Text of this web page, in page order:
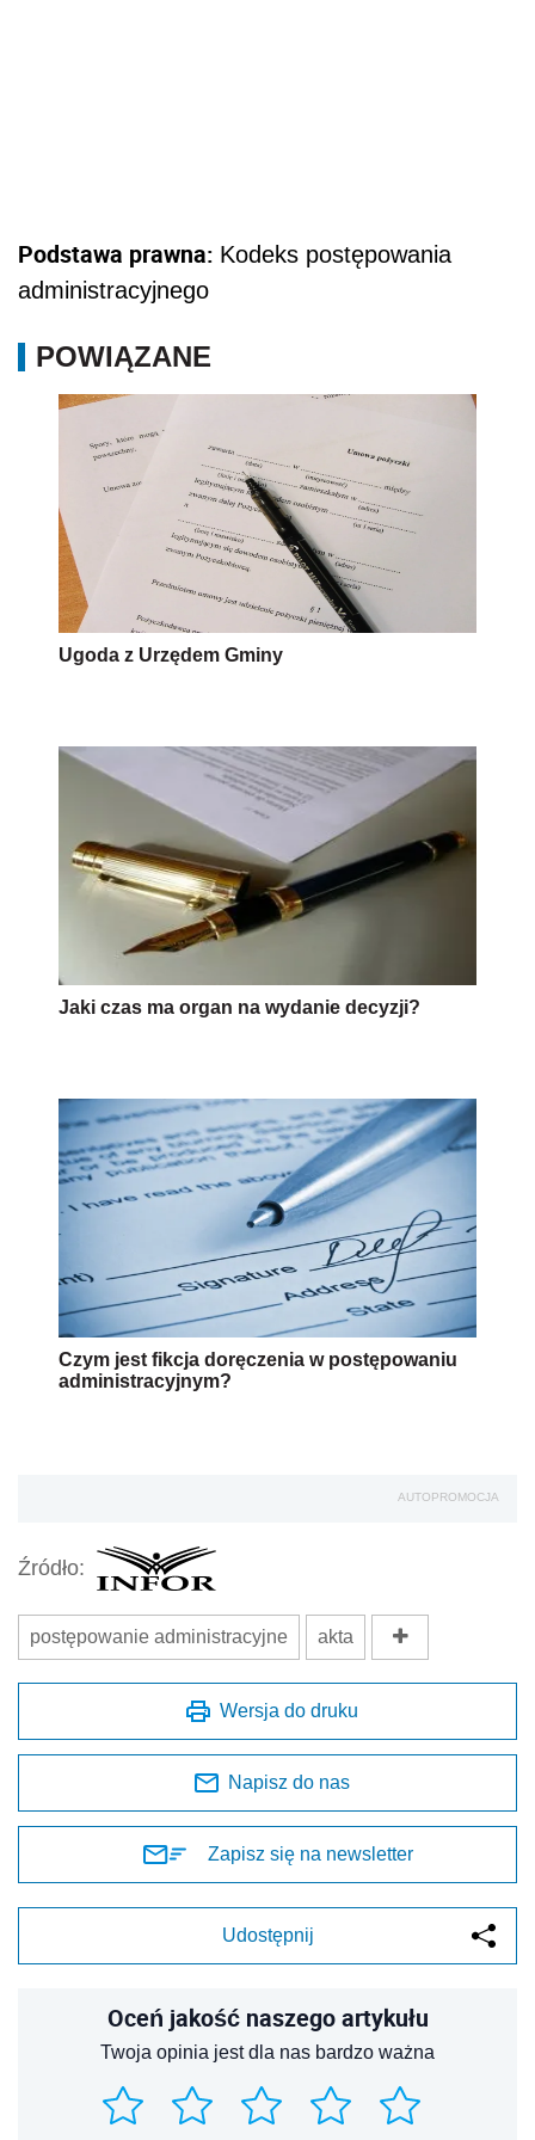
Podstawa prawna: Kodeks postępowania
administracyjnego
POWIĄZANE
Ugoda z Urzędem Gminy
Jaki czas ma organ na wydanie decyzji?
Czym jest fikcja doręczenia w postępowaniu
administracyjnym?
AUTOPROMOCJA
Źródło:
postępowanie administracyjne akta
Wersja do druku
Napisz do nas
Zapisz się na newsletter
Udostępnij
Oceń jakość naszego artykułu
Twoja opinia jest dla nas bardzo ważna